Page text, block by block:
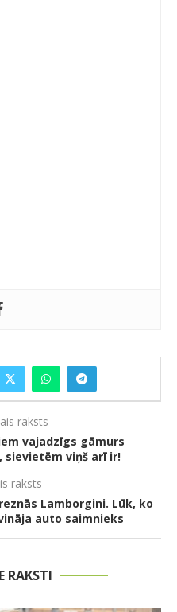
raksts
vajadzīgs gāmurs
sievietēm viņš arī ir!
raksts
Lamborgini. Lūk, ko
auto saimnieks
RAKSTI